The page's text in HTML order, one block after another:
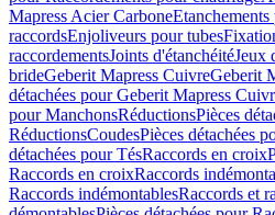
Mapress Acier CarboneEtanchements
raccordsEnjoliveurs pour tubes
raccordementsJoints d'étanchéitéJeux
brideGeberit Mapress CuivreGeberit
détachées pour Geberit Mapress
pour ManchonsRéductionsPièces
RéductionsCoudesPièces détachées
détachées pour TésRaccords en croix
Raccords en croixRaccords
Raccords indémontablesRaccords et